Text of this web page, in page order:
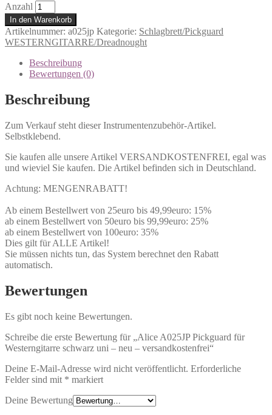
Anzahl
In den Warenkorb
Artikelnummer: a025jp Kategorie: Schlagbrett/Pickguard
WESTERNGITARRE/Dreadnought
Beschreibung
Bewertungen (0)
Beschreibung
Zum Verkauf steht dieser Instrumentenzubehör-Artikel.
Selbstklebend.
Sie kaufen alle unsere Artikel VERSANDKOSTENFREI, egal was
und wieviel Sie kaufen. Die Artikel befinden sich in Deutschland.
Achtung: MENGENRABATT!
Ab einem Bestellwert von 25euro bis 49,99euro: 15%
ab einem Bestellwert von 50euro bis 99,99euro: 25%
ab einem Bestellwert von 100euro: 35%
Dies gilt für ALLE Artikel!
Sie müssen nichts tun, das System berechnet den Rabatt
automatisch.
Bewertungen
Es gibt noch keine Bewertungen.
Schreibe die erste Bewertung für „Alice A025JP Pickguard für
Westerngitarre schwarz uni – neu – versandkostenfrei“
Deine E-Mail-Adresse wird nicht veröffentlicht. Erforderliche
Felder sind mit * markiert
Deine Bewertung